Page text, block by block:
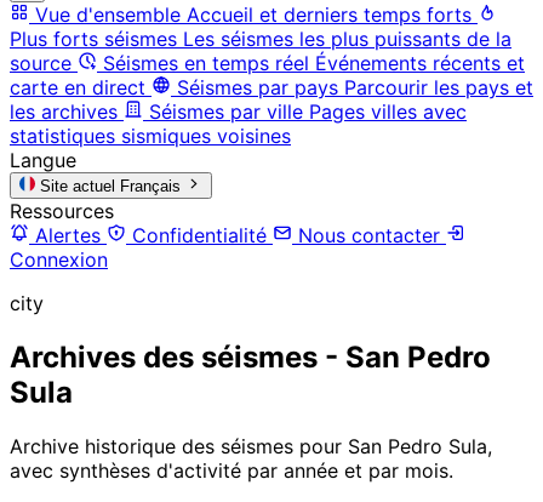
Vue d'ensemble Accueil et derniers temps forts
Plus forts séismes Les séismes les plus puissants de la
source
Séismes en temps réel Événements récents et
carte en direct
Séismes par pays Parcourir les pays et
les archives
Séismes par ville Pages villes avec
statistiques sismiques voisines
Langue
Site actuel Français
Ressources
Alertes
Confidentialité
Nous contacter
Connexion
city
Archives des séismes - San Pedro
Sula
Archive historique des séismes pour San Pedro Sula,
avec synthèses d'activité par année et par mois.